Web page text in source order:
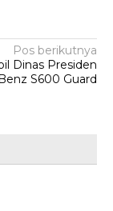
Pos berikutnya
Dinas Presiden
S600 Guard